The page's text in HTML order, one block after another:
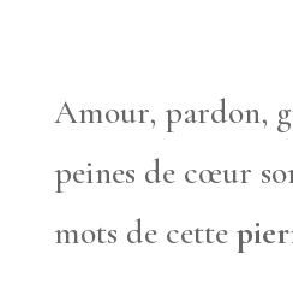
Amour, pardon,
peines de cœur
mots de cette